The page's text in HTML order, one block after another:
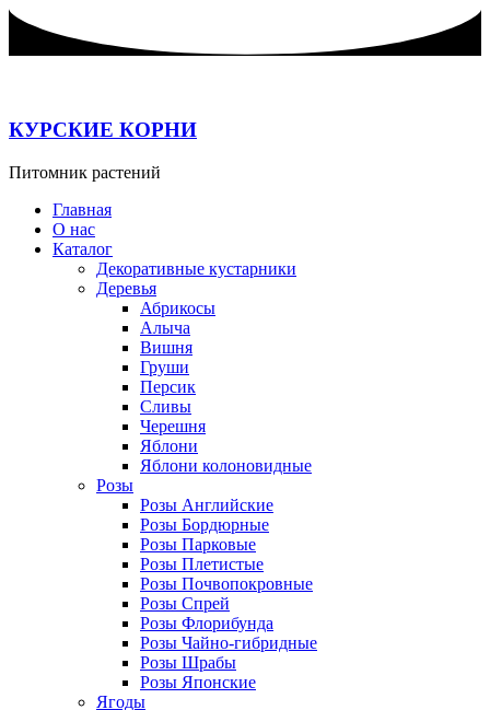
Перейти
содержимому
КУРСКИЕ КОРНИ
Питомник растений
Главная
О нас
Каталог
Декоративные кустарники
Деревья
Абрикосы
Алыча
Вишня
Груши
Персик
Сливы
Черешня
Яблони
Яблони колоновидные
Розы
Розы Английские
Розы Бордюрные
Розы Парковые
Розы Плетистые
Розы Почвопокровные
Розы Спрей
Розы Флорибунда
Розы Чайно-гибридные
Розы Шрабы
Розы Японские
Ягоды